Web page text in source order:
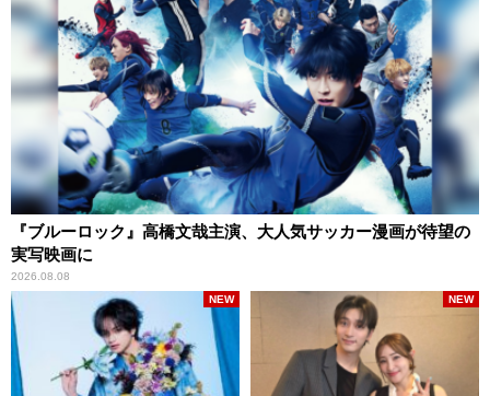
『ブルーロック』高橋文哉主演、大人気サッカー漫画が待望の
実写映画に
2026.08.08
NEW NEW